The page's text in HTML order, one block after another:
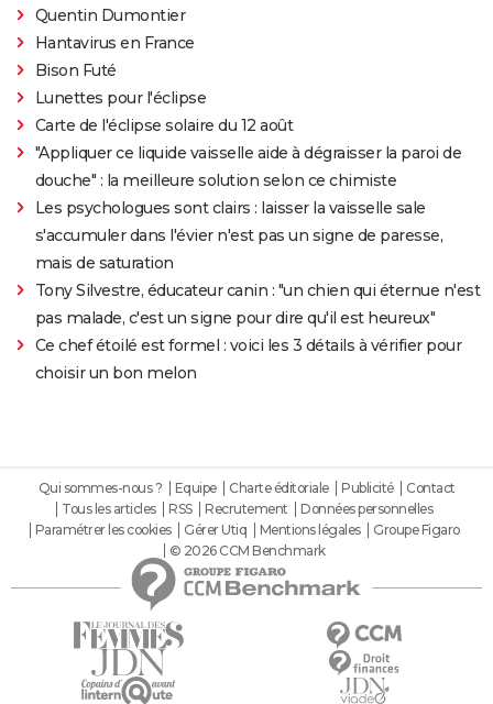
Quentin Dumontier
Hantavirus en France
Bison Futé
Lunettes pour l'éclipse
Carte de l'éclipse solaire du 12 août
"Appliquer ce liquide vaisselle aide à dégraisser la paroi de
douche" : la meilleure solution selon ce chimiste
Les psychologues sont clairs : laisser la vaisselle sale
s'accumuler dans l'évier n'est pas un signe de paresse,
mais de saturation
Tony Silvestre, éducateur canin : "un chien qui éternue n'est
pas malade, c'est un signe pour dire qu'il est heureux"
Ce chef étoilé est formel : voici les 3 détails à vérifier pour
choisir un bon melon
Qui sommes-nous ? Equipe Charte éditoriale Publicité
Contact
Tous les articles
RSS Recrutement
Données personnelles
Paramétrer les cookies
Gérer Utiq Mentions légales
Groupe Figaro
© 2026 CCM Benchmark